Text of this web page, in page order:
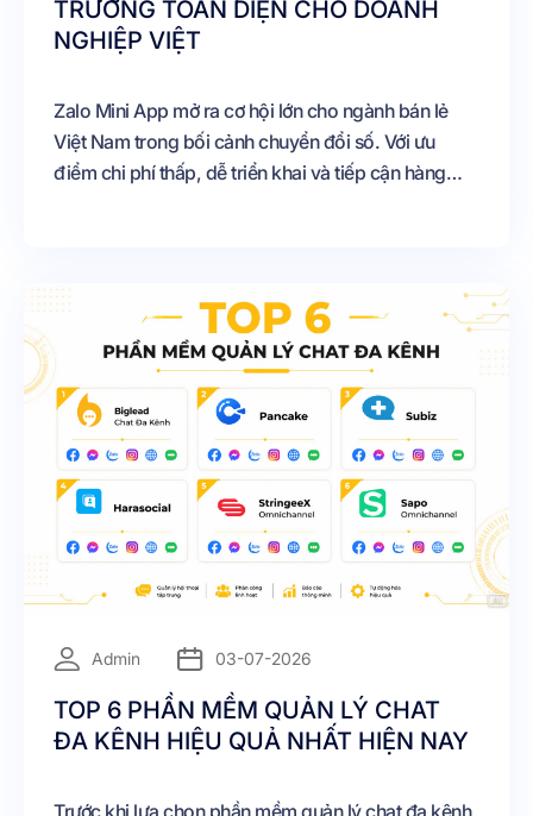
TRƯỞNG TOÀN DIỆN CHO DOANH
NGHIỆP VIỆT
Zalo Mini App mở ra cơ hội lớn cho ngành bán lẻ
Việt Nam trong bối cảnh chuyển đổi số. Với ưu
điểm chi phí thấp, dễ triển khai và tiếp cận hàng
Admin 03-07-2026
TOP 6 PHẦN MỀM QUẢN LÝ CHAT
ĐA KÊNH HIỆU QUẢ NHẤT HIỆN NAY
Trước khi lựa chọn phần mềm quản lý chat đa kênh,